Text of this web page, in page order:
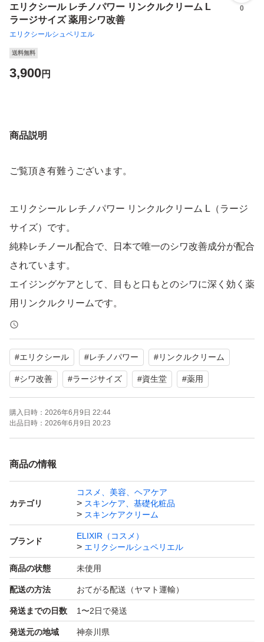
エリクシール レチノパワー リンクルクリーム L
ラージサイズ 薬用シワ改善
エリクシールシュペリエル
0
送料無料
3,900円
商品説明
ご覧頂き有難うございます。
エリクシール レチノパワー リンクルクリーム L（ラージ
サイズ）です。
純粋レチノール配合で、日本で唯一のシワ改善成分が配合
されています。
エイジングケアとして、目もと口もとのシワに深く効く薬
用リンクルクリームです。
【ブランド】エリクシール
【商品名】レチノパワー リンクルクリーム L
【容量】ラージサイズ
【商品の状態】未使用
【カラー】ホワイト系
#エリクシール #レチノパワー #リンクルクリーム
#シワ改善 #ラージサイズ #資生堂 #薬用
購入日時： 2026年6月9日 22:44
出品日時： 2026年6月9日 20:23
商品の情報
カテゴリ
コスメ、美容、ヘアケア
スキンケア、基礎化粧品
スキンケアクリーム
ブランド
ELIXIR（コスメ）
エリクシールシュペリエル
商品の状態 未使用
配送の方法 おてがる配送（ヤマト運輸）
発送までの日数 1〜2日で発送
発送元の地域 神奈川県